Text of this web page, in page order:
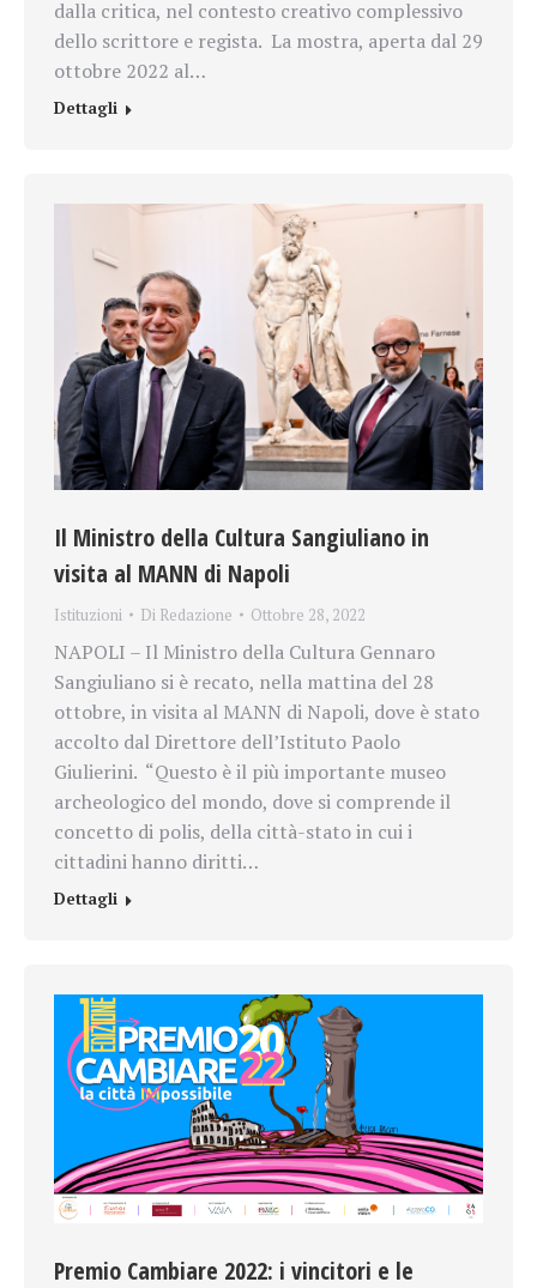
dalla critica, nel contesto creativo complessivo
dello scrittore e regista. La mostra, aperta dal 29
ottobre 2022 al…
Dettagli
Il Ministro della Cultura Sangiuliano in
visita al MANN di Napoli
Istituzioni Di Redazione Ottobre 28, 2022
NAPOLI – Il Ministro della Cultura Gennaro
Sangiuliano si è recato, nella mattina del 28
ottobre, in visita al MANN di Napoli, dove è stato
accolto dal Direttore dell’Istituto Paolo
Giulierini. “Questo è il più importante museo
archeologico del mondo, dove si comprende il
concetto di polis, della città-stato in cui i
cittadini hanno diritti…
Dettagli
Premio Cambiare 2022: i vincitori e le